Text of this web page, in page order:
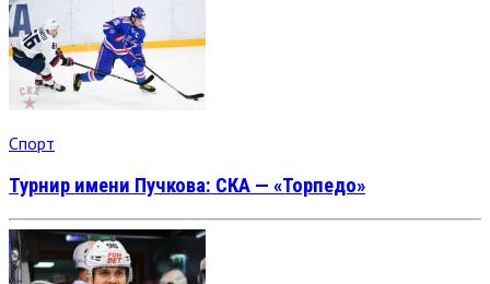
Спорт
Турнир имени Пучкова: СКА — «Торпедо»